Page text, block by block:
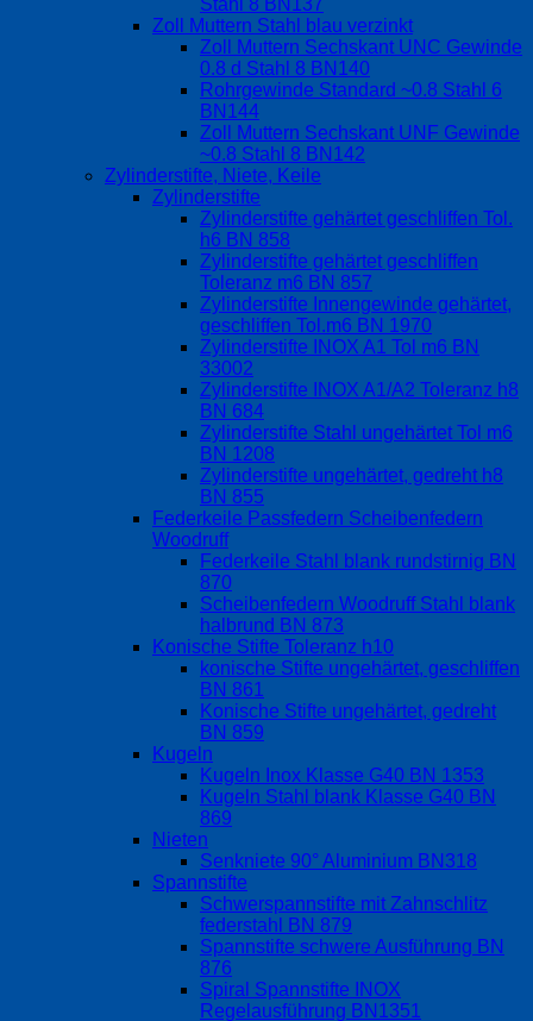
Zoll Muttern Stahl blau verzinkt
Zoll Muttern Sechskant UNC Gewinde
0.8 d Stahl 8 BN140
Rohrgewinde Standard ~0.8 Stahl 6
BN144
Zoll Muttern Sechskant UNF Gewinde
~0.8 Stahl 8 BN142
Zylinderstifte, Niete, Keile
Zylinderstifte
Zylinderstifte gehärtet geschliffen Tol.
h6 BN 858
Zylinderstifte gehärtet geschliffen
Toleranz m6 BN 857
Zylinderstifte Innengewinde gehärtet,
geschliffen Tol.m6 BN 1970
Zylinderstifte INOX A1 Tol m6 BN
33002
Zylinderstifte INOX A1/A2 Toleranz h8
BN 684
Zylinderstifte Stahl ungehärtet Tol m6
BN 1208
Zylinderstifte ungehärtet, gedreht h8
BN 855
Federkeile Passfedern Scheibenfedern
Woodruff
Federkeile Stahl blank rundstirnig BN
870
Scheibenfedern Woodruff Stahl blank
halbrund BN 873
Konische Stifte Toleranz h10
konische Stifte ungehärtet, geschliffen
BN 861
Konische Stifte ungehärtet, gedreht
BN 859
Kugeln
Kugeln Inox Klasse G40 BN 1353
Kugeln Stahl blank Klasse G40 BN
869
Nieten
Senkniete 90° Aluminium BN318
Spannstifte
Schwerspannstifte mit Zahnschlitz
federstahl BN 879
Spannstifte schwere Ausführung BN
876
Spiral Spannstifte INOX
Regelausführung BN1351